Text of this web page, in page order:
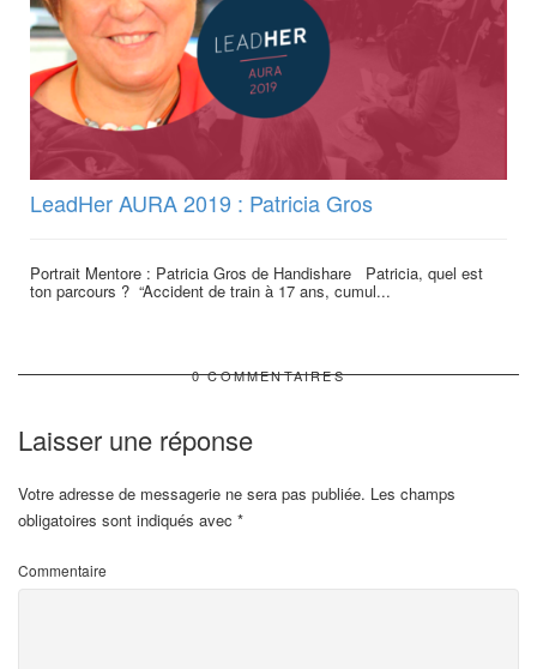
LeadHer AURA 2019 : Patricia Gros
Portrait Mentore : Patricia Gros de Handishare Patricia, quel est
ton parcours ? “Accident de train à 17 ans, cumul...
0 COMMENTAIRES
Laisser une réponse
Votre adresse de messagerie ne sera pas publiée. Les champs
obligatoires sont indiqués avec *
Commentaire